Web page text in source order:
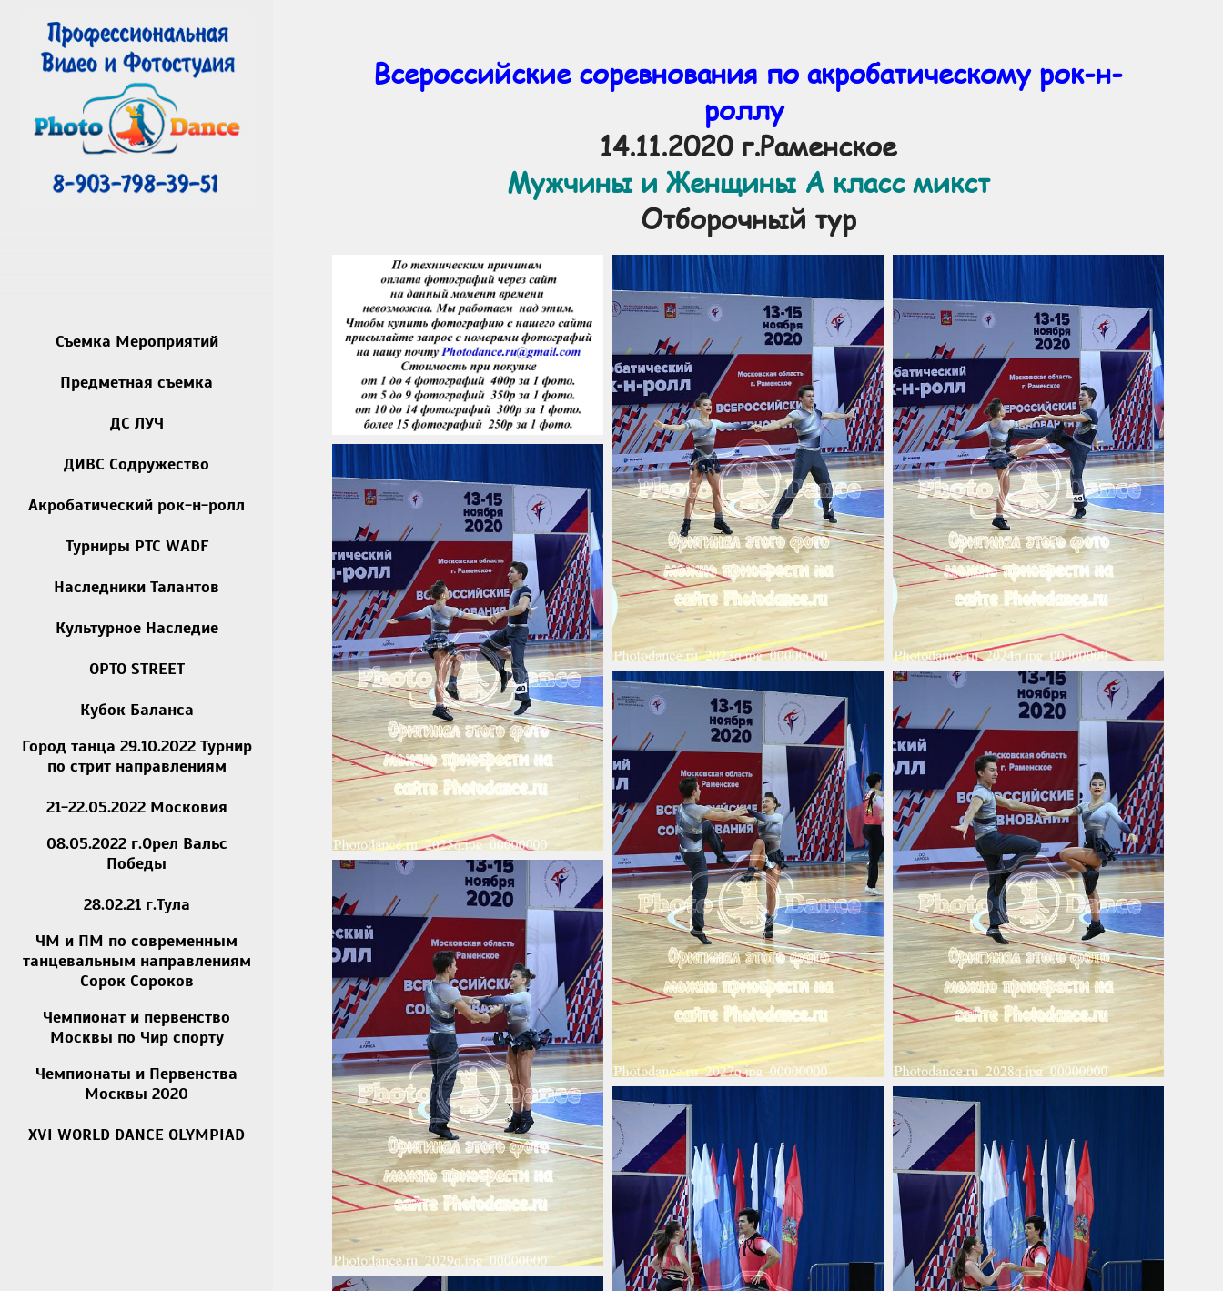
Съемка Мероприятий
Предметная съемка
ДС ЛУЧ
ДИВС Содружество
Акробатический рок-н-ролл
Турниры РТС WADF
Наследники Талантов
Культурное Наследие
OPTO STREET
Кубок Баланса
Город танца 29.10.2022 Турнир
по стрит направлениям
21-22.05.2022 Московия
08.05.2022 г.Орел Вальс
Победы
28.02.21 г.Тула
ЧМ и ПМ по современным
танцевальным направлениям
Сорок Сороков
Чемпионат и первенство
Москвы по Чир спорту
Чемпионаты и Первенства
Москвы 2020
XVI WORLD DANCE OLYMPIAD
Всероссийские соревнования по акробатическому рок-н-
роллу
14.11.2020 г.Раменское
Мужчины и Женщины А класс микст
Отборочный тур